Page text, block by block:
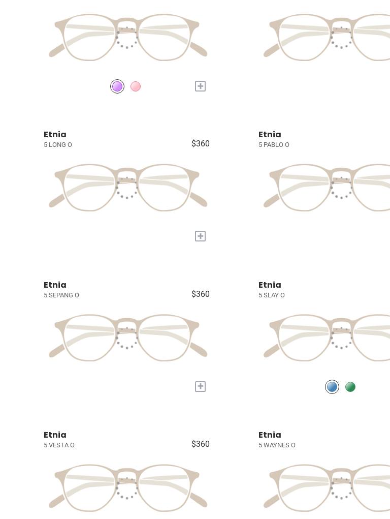
+
Etnia
5 LONG O $360
+
Etnia
5 PABLO O
Etnia
5 SEPANG O $360
+
Etnia
5 SLAY O
Etnia
5 VESTA O $360
Etnia
5 WAYNES O